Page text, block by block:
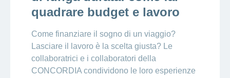
quadrare budget e lavoro
Come finanziare il sogno di un viaggio?
Lasciare il lavoro è la scelta giusta? Le
collaboratrici e i collaboratori della
CONCORDIA condividono le loro esperienze